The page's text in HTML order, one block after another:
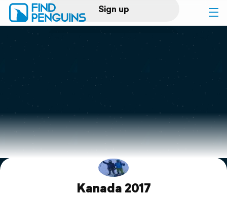
Sign up
Log in
Print a book
Flyover video
Explore
Kanada 2017